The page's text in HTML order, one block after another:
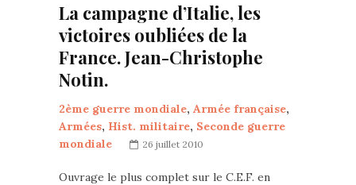
La campagne d’Italie, les
victoires oubliées de la
France. Jean-Christophe
Notin.
2ème guerre mondiale, Armée française,
Armées, Hist. militaire, Seconde guerre
mondiale
26 juillet 2010
Ouvrage le plus complet sur le C.E.F. en